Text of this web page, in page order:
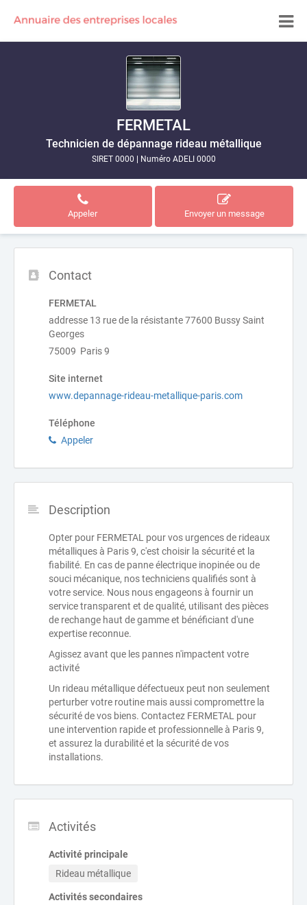
FERMETAL
Technicien de dépannage rideau métallique
SIRET 0000 Numéro ADELI 0000
Appeler Envoyer un message
Contact
FERMETAL
addresse 13 rue de la résistante 77600 Bussy Saint
Georges
75009 Paris 9
Site internet
www.depannage-rideau-metallique-paris.com
Téléphone
Appeler
Description
Opter pour FERMETAL pour vos urgences de rideaux
métalliques à Paris 9, c'est choisir la sécurité et la
fiabilité. En cas de panne électrique inopinée ou de
souci mécanique, nos techniciens qualifiés sont à
votre service. Nous nous engageons à fournir un
service transparent et de qualité, utilisant des pièces
de rechange haut de gamme et bénéficiant d'une
expertise reconnue.
Agissez avant que les pannes n'impactent votre
activité
Un rideau métallique défectueux peut non seulement
perturber votre routine mais aussi compromettre la
sécurité de vos biens. Contactez FERMETAL pour
une intervention rapide et professionnelle à Paris 9,
et assurez la durabilité et la sécurité de vos
installations.
Activités
Activité principale
Rideau métallique
Activités secondaires